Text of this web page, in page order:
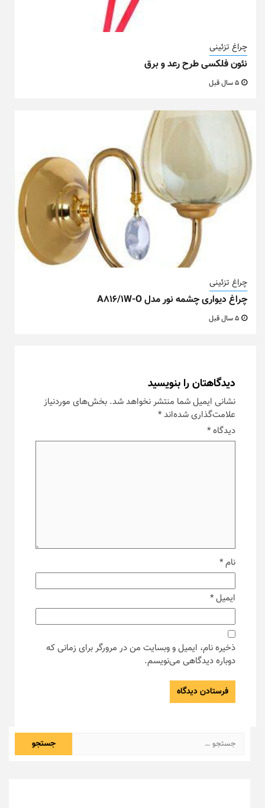
چراغ تزئینی
نئون فلکسی طرح رعد و برق
چراغ تزئینی
چراغ دیواری چشمه نور مدل A816/1W-O
دیدگاهتان را بنویسید
نشانی ایمیل شما منتشر نخواهد شد. بخش‌های موردنیاز
علامت‌گذاری شده‌اند*
دیدگاه*
نام*
ایمیل*
ذخیره نام، ایمیل و وبسایت من در مرورگر برای زمانی که
دوباره دیدگاهی می‌نویسم.
جستجو
برای: